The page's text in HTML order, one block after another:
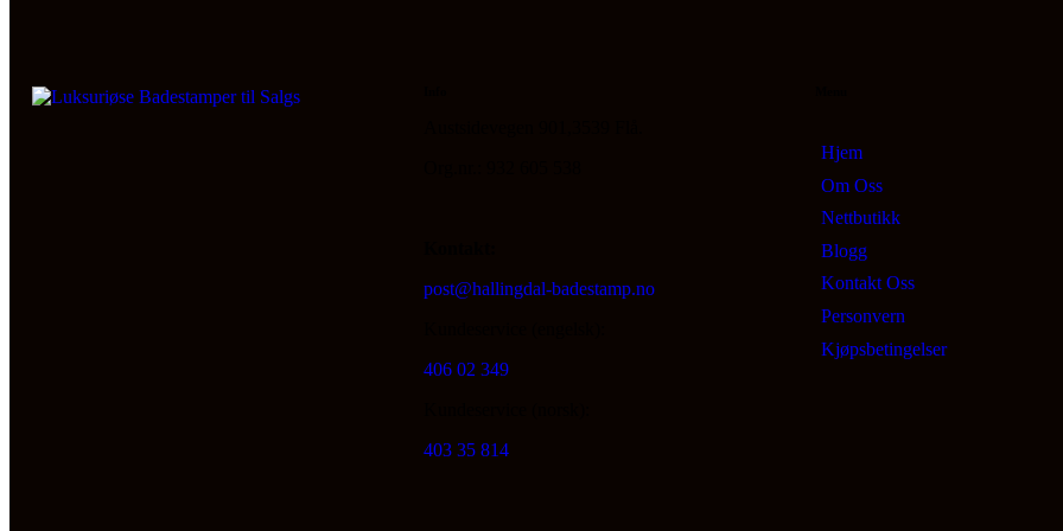
post@hallingdal-badestamp.no
406 02 349
403 35 814
Hjem
Om Oss
Nettbutikk
Blogg
Kontakt Oss
Personvern
Kjøpsbetingelser